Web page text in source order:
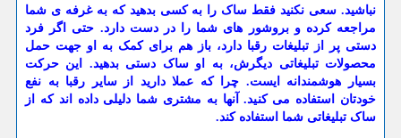
نباشید. سعی نکنید فقط ساک را به کسی بدهید که به غرفه ی شما
مراجعه کرده و بروشور های شما را در دست دارد. حتی اگر فرد
دستی پر از تبلیغات رقبا دارد، باز هم برای کمک به او جهت حمل
محصولات تبلیغاتی دیگرش، به او ساک دستی بدهید. این حرکت
بسیار هوشمندانه ایست. چرا که عملا دارید از سایر رقبا به نفع
خودتان استفاده می کنید. آنها به مشتری شما دلیلی داده اند که از
ساک تبلیغاتی شما استفاده کند.